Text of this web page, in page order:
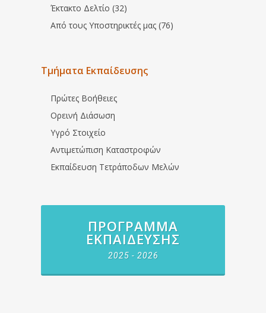
Έκτακτο Δελτίο (32)
Από τους Υποστηρικτές μας (76)
Τμήματα Εκπαίδευσης
Πρώτες Βοήθειες
Ορεινή Διάσωση
Υγρό Στοιχείο
Αντιμετώπιση Καταστροφών
Εκπαίδευση Τετράποδων Μελών
ΠΡΌΓΡΑΜΜΑ
ΕΚΠΑΊΔΕΥΣΗΣ
2025 - 2026